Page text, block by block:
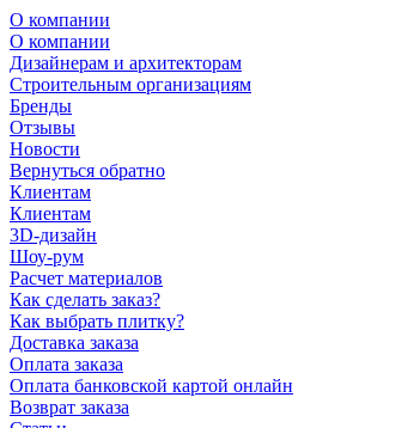
О компании
О компании
Дизайнерам и архитекторам
Строительным организациям
Бренды
Отзывы
Новости
Вернуться обратно
Клиентам
Клиентам
3D-дизайн
Шоу-рум
Расчет материалов
Как сделать заказ?
Как выбрать плитку?
Доставка заказа
Оплата заказа
Оплата банковской картой онлайн
Возврат заказа